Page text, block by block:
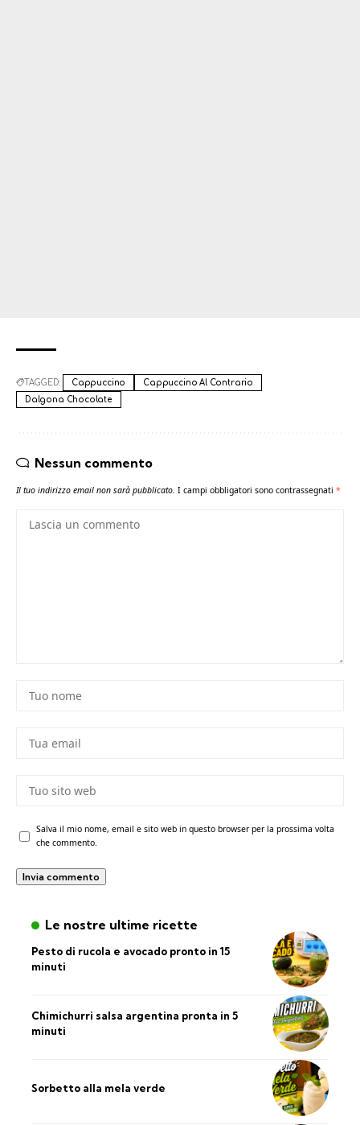
TAGGED: Cappuccino
Cappuccino Al Contrario
Dalgona Chocolate
Nessun commento
Il tuo indirizzo email non sarà pubblicato. I campi obbligatori sono contrassegnati *
Salva il mio nome, email e sito web in questo browser per la prossima volta
che commento.
Le nostre ultime ricette
Pesto di rucola e avocado pronto in 15
minuti
Chimichurri salsa argentina pronta in 5
minuti
Sorbetto alla mela verde